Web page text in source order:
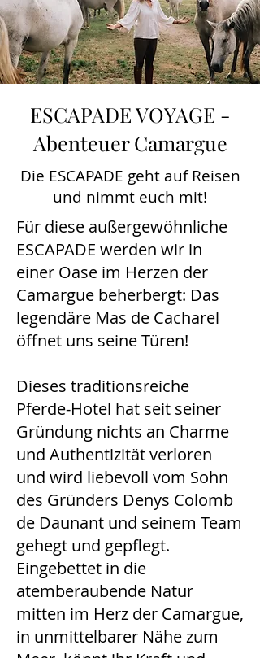
ESCAPADE VOYAGE -
Abenteuer Camargue
Die ESCAPADE geht auf Reisen
und nimmt euch mit!
Für diese außergewöhnliche
ESCAPADE werden wir in
einer Oase im Herzen der
Camargue beherbergt: Das
legendäre Mas de Cacharel
öffnet uns seine Türen!
Dieses traditionsreiche
Pferde-Hotel hat seit seiner
Gründung nichts an Charme
und Authentizität verloren
und wird liebevoll vom Sohn
des Gründers Denys Colomb
de Daunant und seinem Team
gehegt und gepflegt.
Eingebettet in die
atemberaubende Natur
mitten im Herz der Camargue,
in unmittelbarer Nähe zum